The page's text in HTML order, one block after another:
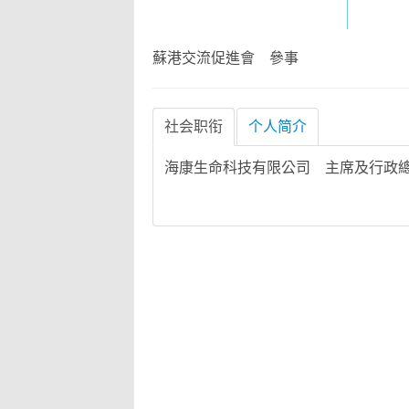
蘇港交流促進會 參事
社会职衔 个人简介
海康生命科技有限公司 主席及行政